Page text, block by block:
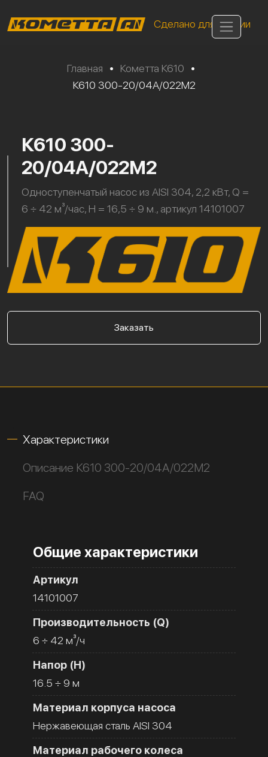
Сделано для России
Главная • Кометта К610
•
К610 300-20/04А/022М2
К610 300-
20/04А/022М2
Одноступенчатый насос из AISI 304, 2,2 кВт, Q =
6 ÷ 42 м³/час, H = 16,5 ÷ 9 м., артикул 14101007
Заказать
Характеристики
Описание К610 300-20/04А/022М2
FAQ
Общие характеристики
Артикул
14101007
Производительность (Q)
6 ÷ 42 м³/ч
Напор (H)
16.5 ÷ 9 м
Материал корпуса насоса
Нержавеющая сталь AISI 304
Материал рабочего колеса